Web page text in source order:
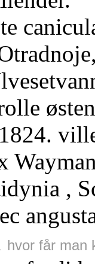
,
hvor får man